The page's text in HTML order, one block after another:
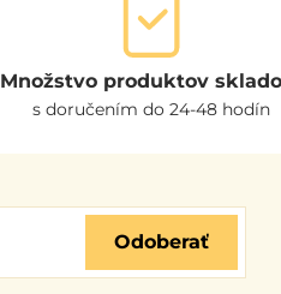
Množstvo produktov
s doručením do 24-48 hodín
Odoberať